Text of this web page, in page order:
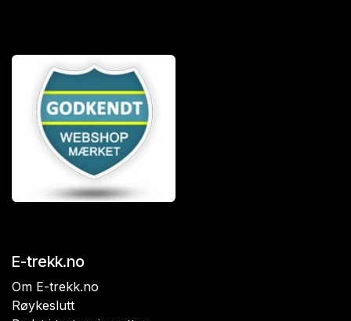
E-trekk.no
Om E-trekk.no
Røykeslutt